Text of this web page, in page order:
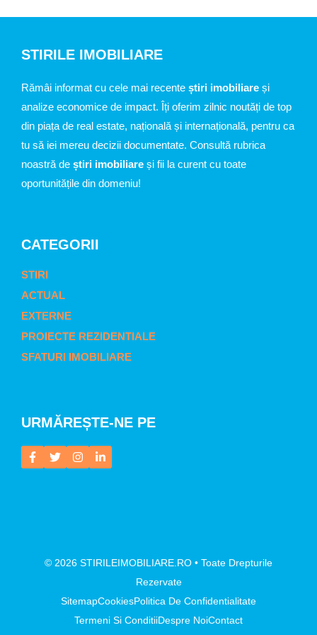
STIRILE IMOBILIARE
Rămâi informat cu cele mai recente știri imobiliare și
analize economice de impact. Îți oferim zilnic noutăți de top
din piața de real estate, națională și internațională, pentru ca
tu să iei mereu decizii documentate. Consultă rubrica
noastră de știri imobiliare și fii la curent cu toate
oportunitățile din domeniu!
CATEGORII
STIRI
ACTUAL
EXTERNE
PROIECTE REZIDENTIALE
SFATURI IMOBILIARE
URMĂREȘTE-NE PE
© 2026 STIRILEIMOBILIARE.RO • Toate Drepturile
Rezervate
SitemapCookiesPolitica De Confidentialitate
Termeni Si ConditiiDespre NoiContact